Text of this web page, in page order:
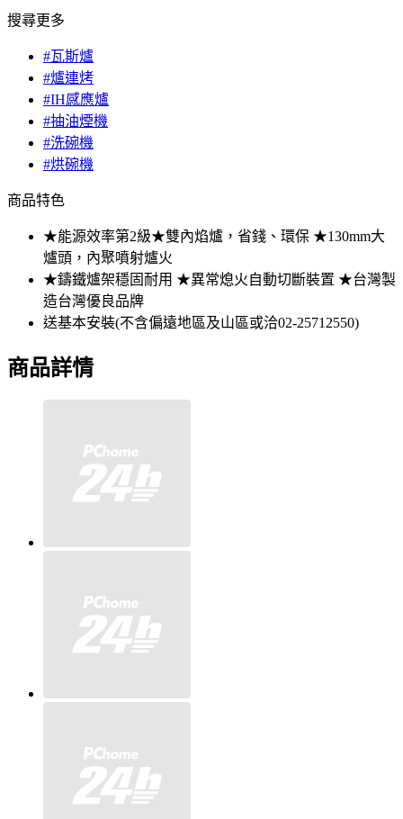
搜尋更多
#瓦斯爐
#爐連烤
#IH感應爐
#抽油煙機
#洗碗機
#烘碗機
商品特色
★能源效率第2級★雙內焰爐，省錢、環保 ★130mm大
爐頭，內聚噴射爐火
★鑄鐵爐架穩固耐用 ★異常熄火自動切斷裝置 ★台灣製
造台灣優良品牌
送基本安裝(不含偏遠地區及山區或洽02-25712550)
商品詳情